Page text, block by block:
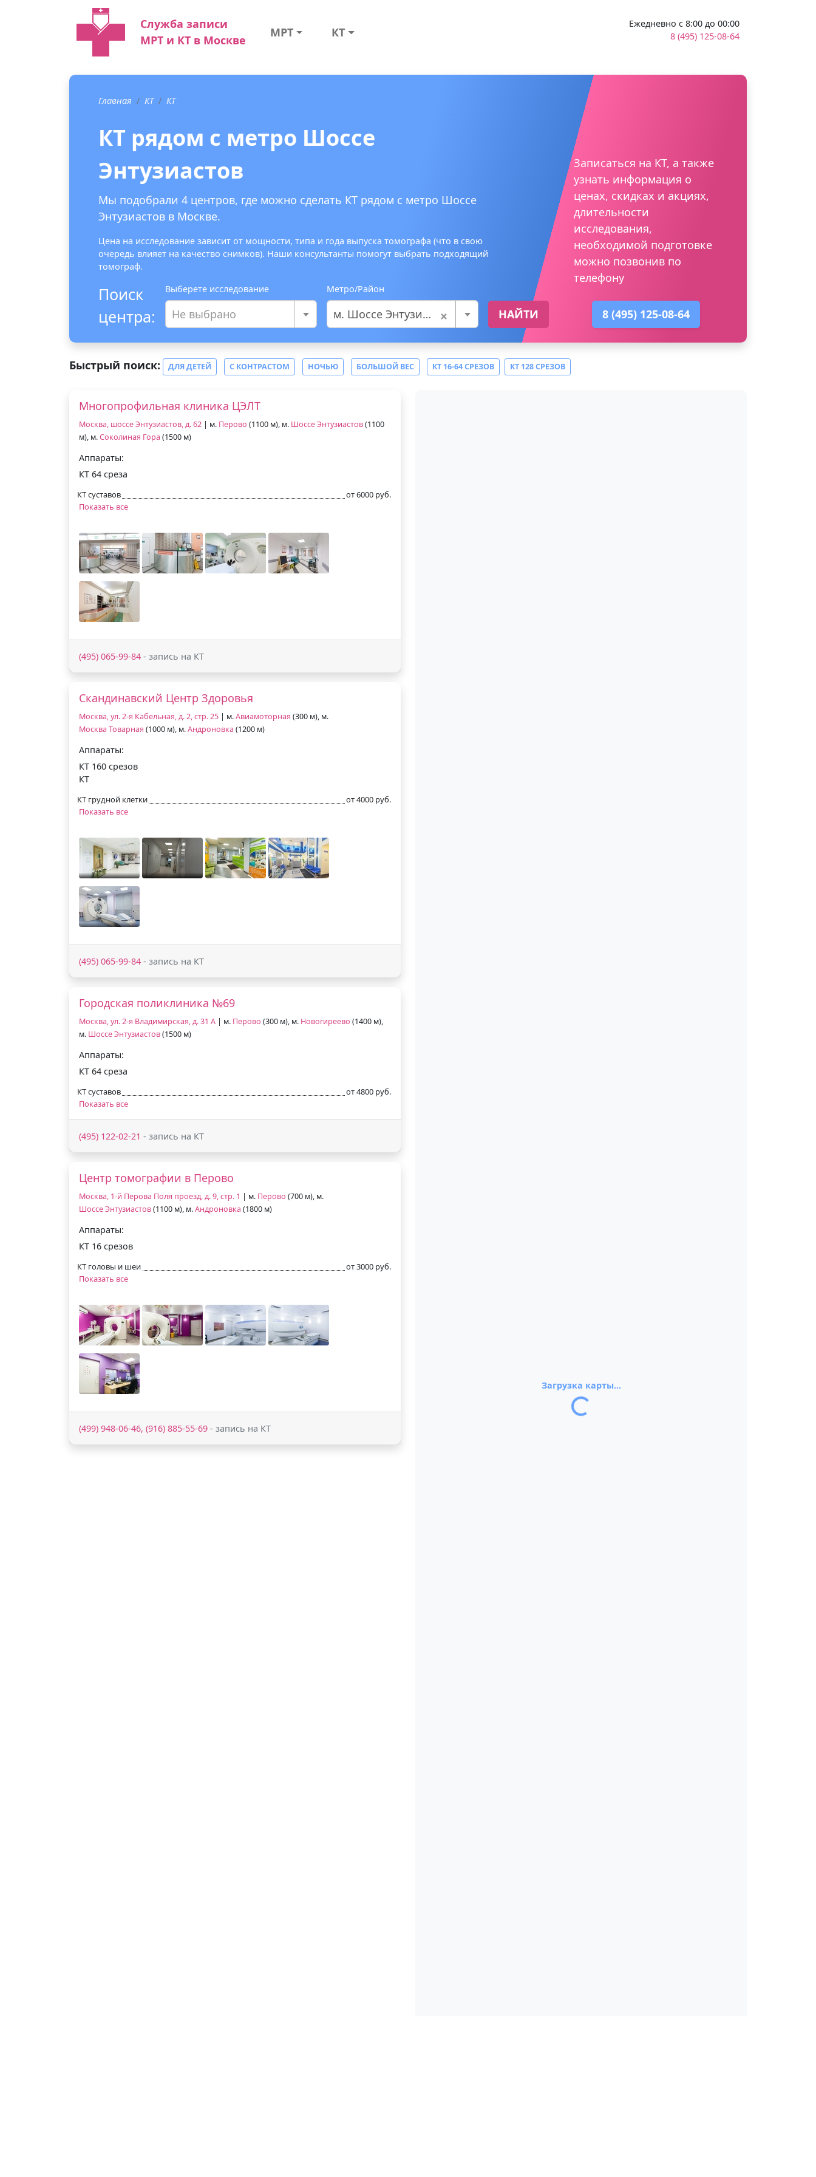
Служба записи
МРТ и КТ в Москве
МРТ КТ
Ежедневно с 8:00 до 00:00
8 (495) 125-08-64
Главная КТ КТ
КТ рядом с метро Шоссе
Энтузиастов
Мы подобрали 4 центров, где можно сделать КТ рядом с метро Шоссе
Энтузиастов в Москве.
Цена на исследование зависит от мощности, типа и года выпуска томографа (что в свою
очередь влияет на качество снимков). Наши консультанты помогут выбрать подходящий
томограф.
Поиск
центра:
Выберете исследование
Не выбрано
Метро/Район
×
м. Шоссе Энтузиастов НАЙТИ
Записаться на КТ, а также
узнать информация о
ценах, скидках и акциях,
длительности
исследования,
необходимой подготовке
можно позвонив по
телефону
8 (495) 125-08-64
Быстрый поиск: ДЛЯ ДЕТЕЙ С КОНТРАСТОМ НОЧЬЮ БОЛЬШОЙ ВЕС КТ 16-64 СРЕЗОВ КТ 128 СРЕЗОВ
Многопрофильная клиника ЦЭЛТ
Москва, шоссе Энтузиастов, д. 62 | м. Перово (1100 м), м. Шоссе Энтузиастов(1100
м), м.Соколиная Гора (1500 м)
Аппараты:
КТ 64 среза
КТ суставов
от 6000 руб.
Показать все
(495) 065-99-84 - запись на КТ
Скандинавский Центр Здоровья
Москва, ул. 2-я Кабельная, д. 2, стр. 25 | м.Авиамоторная (300 м), м.
Москва Товарная (1000 м), м.Андроновка (1200 м)
Аппараты:
КТ 160 срезов
КТ
КТ грудной клетки
от 4000 руб.
Показать все
(495) 065-99-84 - запись на КТ
Городская поликлиника №69
Москва, ул. 2-я Владимирская, д. 31 А | м. Перово (300 м), м. Новогиреево (1400 м),
м. Шоссе Энтузиастов(1500 м)
Аппараты:
КТ 64 среза
КТ суставов
от 4800 руб.
Показать все
(495) 122-02-21 - запись на КТ
Центр томографии в Перово
Москва, 1-й Перова Поля проезд, д. 9, стр. 1 | м. Перово (700 м), м.
Шоссе Энтузиастов(1100 м), м.Андроновка (1800 м)
Аппараты:
КТ 16 срезов
КТ головы и шеи
от 3000 руб.
Показать все
(499) 948-06-46, (916) 885-55-69 - запись на КТ
Загрузка карты...